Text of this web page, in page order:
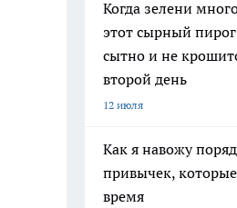
Когда зелени
этот сырный
сытно и не
второй день
12 июля
Как я навожу
привычек,
время